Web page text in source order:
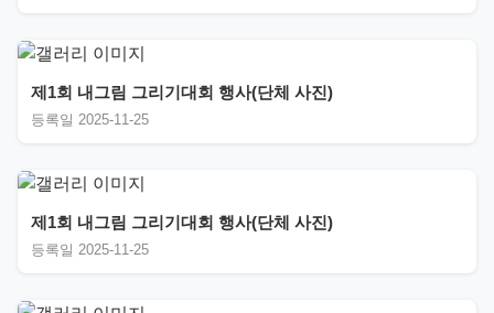
제1회 내그림 그리기대회 행사(단체 사진)
등록일 2025-11-25
제1회 내그림 그리기대회 행사(단체 사진)
등록일 2025-11-25